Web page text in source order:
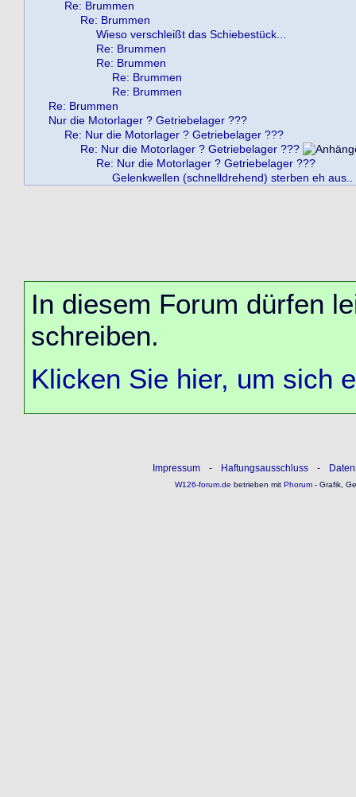
Re: Brummen
Re: Brummen
Wieso verschleißt das Schiebestück...
Re: Brummen
Re: Brummen
Re: Brummen
Re: Brummen
Re: Brummen
Nur die Motorlager ? Getriebelager ???
Re: Nur die Motorlager ? Getriebelager ???
Re: Nur die Motorlager ? Getriebelager ???
Re: Nur die Motorlager ? Getriebelager ???
Gelenkwellen (schnelldrehend) sterben eh aus..
In diesem Forum dürfen
schreiben.
Klicken Sie hier, um sich
Impressum - Haftungsausschluss -
W126-forum.de betrieben mitPhorum- Grafik,